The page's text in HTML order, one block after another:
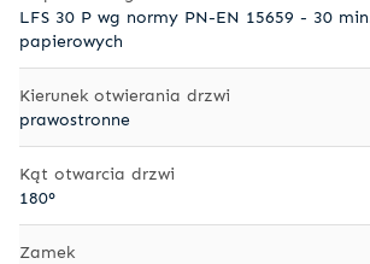
LFS 30 P wg normy PN-EN 15659 - 30
papierowych
Kierunek otwierania drzwi
prawostronne
Kąt otwarcia drzwi
180°
Zamek